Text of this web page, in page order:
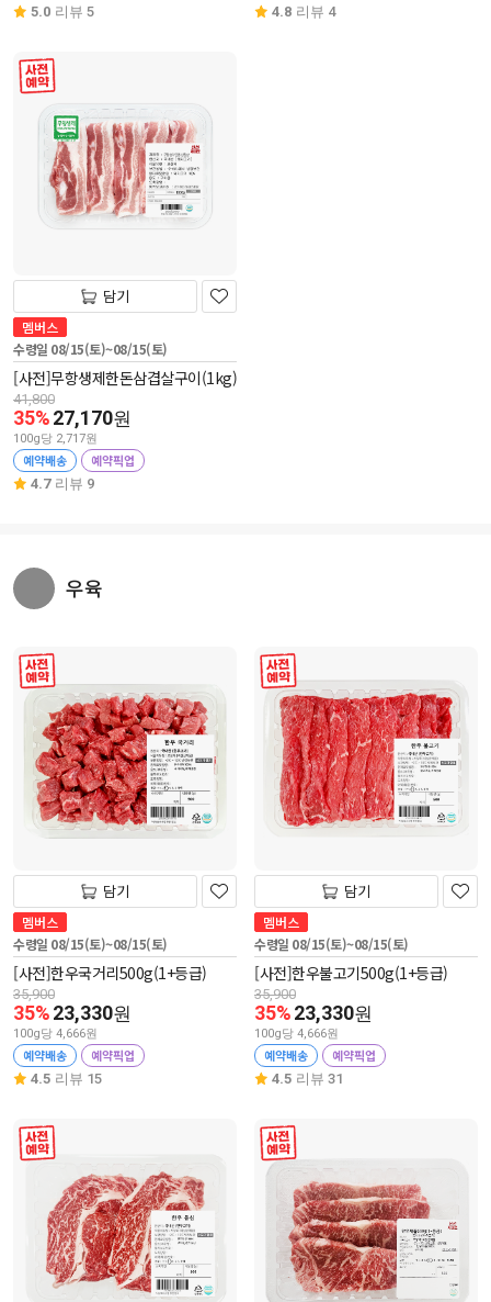
5.0 리뷰 5 4.8 리뷰 4
담기
멤버스
수령일 08/15(토)~08/15(토)
[사전]무항생제한돈삼겹살구이(1kg)
41,800
35%27,170원
100g당 2,717원
예약배송 예약픽업
4.7 리뷰 9
우육
담기
멤버스
수령일 08/15(토)~08/15(토)
[사전]한우국거리500g(1+등급)
35,900
35%23,330원
100g당 4,666원
예약배송 예약픽업
4.5 리뷰 15
담기
멤버스
수령일 08/15(토)~08/15(토)
[사전]한우불고기500g(1+등급)
35,900
35%23,330원
100g당 4,666원
예약배송 예약픽업
4.5 리뷰 31